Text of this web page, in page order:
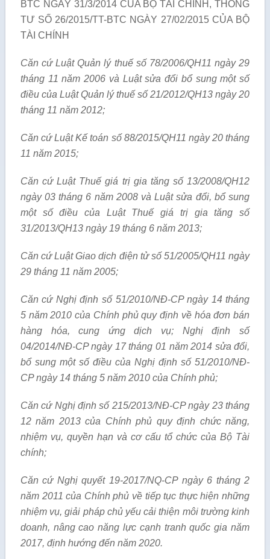
BTC NGÀY 31/3/2014 CỦA BỘ TÀI CHÍNH, THÔNG
TƯ SỐ 26/2015/TT-BTC NGÀY 27/02/2015 CỦA BỘ
TÀI CHÍNH
Căn cứ Luật Quản lý thuế số 78/2006/QH11 ngày 29
tháng 11 năm 2006 và Luật sửa đổi bổ sung một số
điều của Luật Quản lý thuế số 21/2012/QH13 ngày 20
tháng 11 năm 2012;
Căn cứ Luật Kế toán số 88/2015/QH11 ngày 20 tháng
11 năm 2015;
Căn cứ Luật Thuế giá trị gia tăng số 13/2008/QH12
ngày 03 tháng 6 năm 2008 và Luật sửa đổi, bổ sung
một số điều của Luật Thuế giá trị gia tăng số
31/2013/QH13 ngày 19 tháng 6 năm 2013;
Căn cứ Luật Giao dịch điện tử số 51/2005/QH11 ngày
29 tháng 11 năm 2005;
Căn cứ Nghị định số 51/2010/NĐ-CP ngày 14 tháng
5 năm 2010 của Chính phủ quy định về hóa đơn bán
hàng hóa, cung ứng dịch vụ; Nghị định số
04/2014/NĐ-CP ngày 17 tháng 01 năm 2014 sửa đổi,
bổ sung một số điều của Nghị định số 51/2010/NĐ-
CP ngày 14 tháng 5 năm 2010 của Chính phủ;
Căn cứ Nghị định số 215/2013/NĐ-CP ngày 23 tháng
12 năm 2013 của Chính phủ quy định chức năng,
nhiệm vụ, quyền hạn và cơ cấu tổ chức của Bộ Tài
chính;
Căn cứ Nghị quyết 19-2017/NQ-CP ngày 6 tháng 2
năm 2011 của Chính phủ về tiếp tục thực hiện những
nhiệm vụ, giải pháp chủ yếu cải thiện môi trường kinh
doanh, nâng cao năng lực cạnh tranh quốc gia năm
2017, định hướng đến năm 2020.